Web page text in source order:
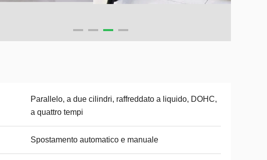
Parallelo, a due cilindri, raffreddato a liquido, DOHC,
a quattro tempi
Spostamento automatico e manuale